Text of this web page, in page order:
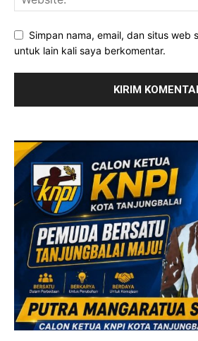
Simpan nama, email, dan situs web
untuk lain kali saya berkomentar.